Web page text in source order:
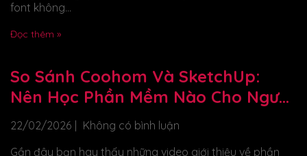
font không...
Đọc thêm »
So Sánh Coohom Và SketchUp:
Nên Học Phần Mềm Nào Cho Người
Mới?
22/02/2026
Không có bình luận
Gần đây bạn hay thấy những video giới thiệu về phần